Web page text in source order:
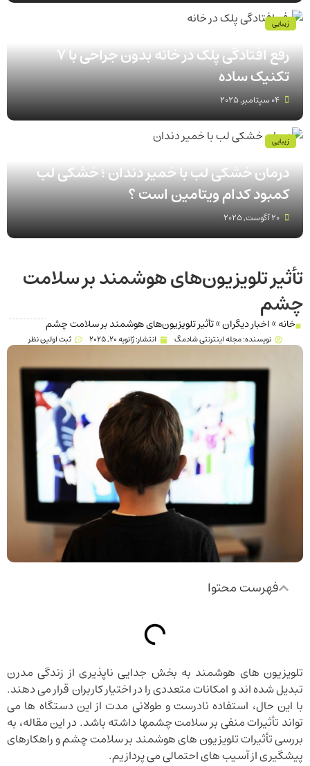
رفع افتادگی پلک در خانه بدون جراحی با 7
تکنیک ساده
04 سپتامبر, 2025
زیبایی
درمان خشکی لب با خمیر دندان ؛ خشکی لب
کمبود کدام ویتامین است ؟
20 آگوست, 2025
زیبایی
تأثیر تلویزیون‌های هوشمند بر سلامت
چشم
خانه»اخبار دیگران»تأثیر تلویزیون‌های هوشمند بر سلامت چشم
نویسنده:مجله اینترنتی شادمگ انتشار:ژانویه 20, 2025 ثبت اولین نظر
فهرست محتوا
تلویزیون‌ های هوشمند به بخش جدایی‌ ناپذیری از زندگی مدرن
تبدیل شده ‌اند و امکانات متعددی را در اختیار کاربران قرار می‌ دهند.
با این حال، استفاده نادرست و طولانی ‌مدت از این دستگاه ‌ها می
‌تواند تأثیرات منفی بر سلامت چشمها داشته باشد. در این مقاله، به
بررسی تأثیرات تلویزیون ‌های هوشمند بر سلامت چشم و راهکارهای
پیشگیری از آسیب ‌های احتمالی می‌ پردازیم.